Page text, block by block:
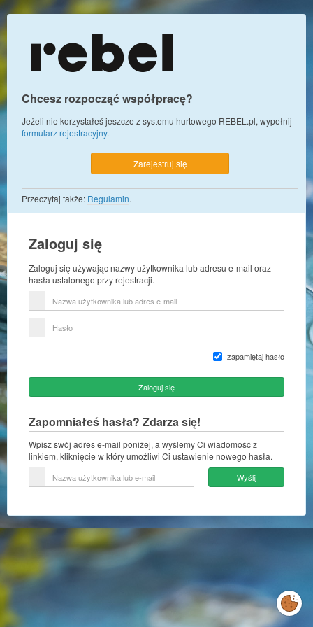
Chcesz rozpocząć współpracę?
Jeżeli nie korzystałeś jeszcze z systemu hurtowego REBEL.pl, wypełnij
formularz rejestracyjny.
Zarejestruj się
Przeczytaj także: Regulamin.
Zaloguj się
Zaloguj się używając nazwy użytkownika lub adresu e-mail oraz
hasła ustalonego przy rejestracji.
użytkownika
e-
zapamiętaj hasło
Zaloguj się
Zapomniałeś hasła? Zdarza się!
Wpisz swój adres e-mail poniżej, a wyślemy Ci wiadomość z
linkiem, kliknięcie w który umożliwi Ci ustawienie nowego hasła.
użytkownika
mail
Wyślij
Zarządzaj
preferencjami
cookies